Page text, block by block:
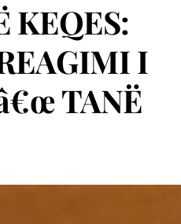
KEQES:
I
TANË